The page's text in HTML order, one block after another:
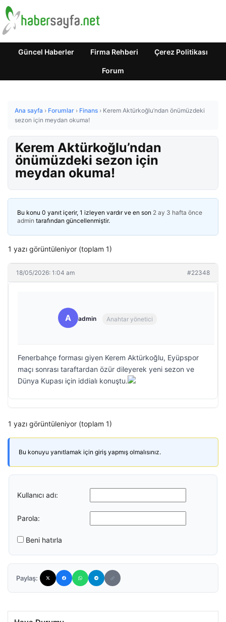
Güncel Haberler Firma Rehberi Çerez Politikası
Forum
Ana sayfa › Forumlar › Finans › Kerem Aktürkoğlu’ndan önümüzdeki
sezon için meydan okuma!
Kerem Aktürkoğlu’ndan
önümüzdeki sezon için
meydan okuma!
Bu konu 0 yanıt içerir, 1 izleyen vardır ve en son 2 ay 3 hafta önce
admin tarafından güncellenmiştir.
1 yazı görüntüleniyor (toplam 1)
18/05/2026: 1:04 am #22348
A admin Anahtar yönetici
Fenerbahçe forması giyen Kerem Aktürkoğlu, Eyüpspor
maçı sonrası taraftardan özür dileyerek yeni sezon ve
Dünya Kupası için iddialı konuştu.
1 yazı görüntüleniyor (toplam 1)
Bu konuyu yanıtlamak için giriş yapmış olmalısınız.
Kullanıcı adı:
Parola:
Beni hatırla
Paylaş: